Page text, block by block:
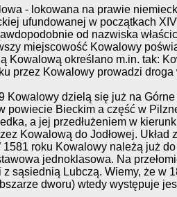
- lokowana na prawie
ufundowanej w początkach
od nazwiska
miejscowość Kowalowy
Kowalową określano m.in. tak:
przez Kowalowy prowadzi
Kowalowy dzielą się już na
powiecie Bieckim a część w
a jej przedłużeniem w
Kowalową do Jodłowej. Układ
1581 roku Kowalowy należą już
jednoklasowa. Na
z sąsiednią Lubczą. Wiemy, że w
dworu) wtedy występuje